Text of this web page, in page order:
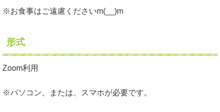
※お食事はご遠慮くださいm(__)m
形式
Zoom利用
※パソコン、または、スマホが必要です。